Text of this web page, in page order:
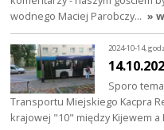
wodnego Maciej Parobczy… »
2024-10-14,
Sporo
Transportu Miejskiego Kacpra
krajowej "10" między Kijewem a